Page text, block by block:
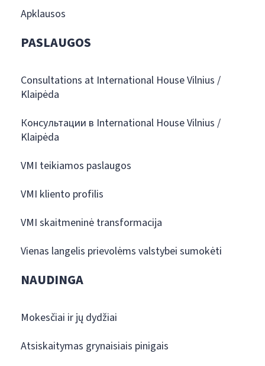
Apklausos
PASLAUGOS
Consultations at International House Vilnius /
Klaipėda
Консультации в International House Vilnius /
Klaipėda
VMI teikiamos paslaugos
VMI kliento profilis
VMI skaitmeninė transformacija
Vienas langelis prievolėms valstybei sumokėti
NAUDINGA
Mokesčiai ir jų dydžiai
Atsiskaitymas grynaisiais pinigais